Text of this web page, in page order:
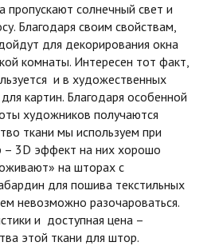
солнечный свет и
Благодаря своим свойствам,
для декорирования окна
комнаты. Интересен тот факт,
и в художественных
картин. Благодаря особенной
художников получаются
ткани мы используем при
3D эффект на них хорошо
на шторах с
для пошива текстильных
невозможно разочароваться.
и доступная цена –
этой ткани для штор.